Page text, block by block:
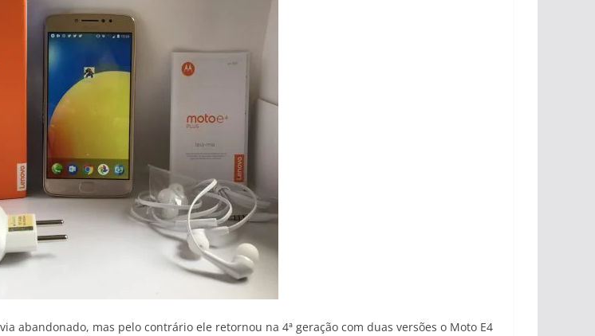
abandonado, mas pelo contrário ele retornou na 4ª geração com duas versões o Moto E4